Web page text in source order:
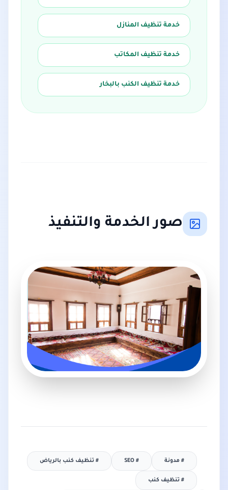
خدمة تنظيف المنازل
خدمة تنظيف المكاتب
خدمة تنظيف الكنب بالبخار
صور الخدمة والتنفيذ
# مدونة #
SEO
# تنظيف كنب بالرياض
# تنظيف كنب